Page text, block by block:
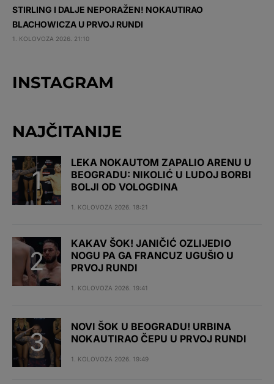
STIRLING I DALJE NEPORAŽEN! NOKAUTIRAO
BLACHOWICZA U PRVOJ RUNDI
1. KOLOVOZA 2026. 21:10
INSTAGRAM
NAJČITANIJE
LEKA NOKAUTOM ZAPALIO ARENU U
BEOGRADU: NIKOLIĆ U LUDOJ BORBI
BOLJI OD VOLOGDINA
1. KOLOVOZA 2026. 18:21
KAKAV ŠOK! JANIČIĆ OZLIJEDIO
NOGU PA GA FRANCUZ UGUŠIO U
PRVOJ RUNDI
1. KOLOVOZA 2026. 19:41
NOVI ŠOK U BEOGRADU! URBINA
NOKAUTIRAO ČEPU U PRVOJ RUNDI
1. KOLOVOZA 2026. 19:49